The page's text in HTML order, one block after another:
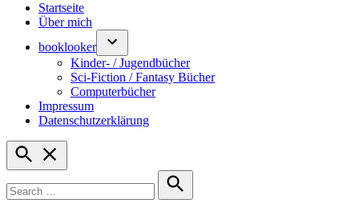
Startseite
Über mich
booklooker
Kinder- / Jugendbücher
Sci-Fiction / Fantasy Bücher
Computerbücher
Impressum
Datenschutzerklärung
Open
Search
for: